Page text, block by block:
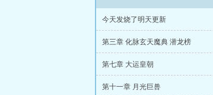
今天发烧了明天更新
第三章 化脉玄天魔典 潜龙榜
第七章 大运皇朝
第十一章 月光巨兽